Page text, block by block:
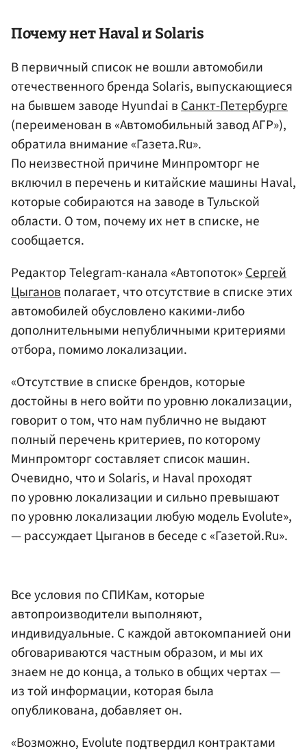
Почему нет Haval и Solaris
В первичный список не вошли автомобили
отечественного бренда Solaris, выпускающиеся
на бывшем заводе Hyundai в Санкт-Петербурге
(переименован в «Автомобильный завод АГР»),
обратила внимание «Газета.Ru».
По неизвестной причине Минпромторг не
включил в перечень и китайские машины Haval,
которые собираются на заводе в Тульской
области. О том, почему их нет в списке, не
сообщается.
Редактор Telegram-канала «Автопоток»Сергей
Цыгановполагает, что отсутствие в списке этих
автомобилей обусловлено какими-либо
дополнительными непубличными критериями
отбора, помимо локализации.
«Отсутствие в списке брендов, которые
достойны в него войти по уровню локализации,
говорит о том, что нам публично не выдают
полный перечень критериев, по которому
Минпромторг составляет список машин.
Очевидно, что и Solaris, и Haval проходят
по уровню локализации и сильно превышают
по уровню локализации любую модель Evolute»,
— рассуждает Цыганов в беседе с «Газетой.Ru».
Все условия по СПИКам, которые
автопроизводители выполняют,
индивидуальные. С каждой автокомпанией они
обговариваются частным образом, и мы их
знаем не до конца, а только в общих чертах —
из той информации, которая была
опубликована, добавляет он.
«Возможно, Evolute подтвердил контрактами